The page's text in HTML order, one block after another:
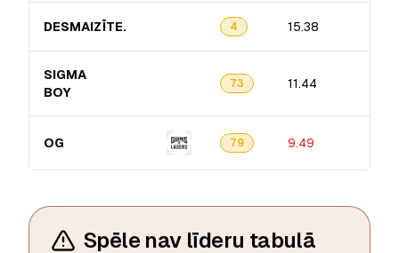
DESMAIZĪTE. 4 15.38
SIGMA
BOY
73 11.44
OG 79 9.49
Spēle nav līderu tabulā